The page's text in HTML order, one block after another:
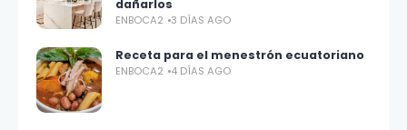
dañarlos
ENBOCA2 3 DÍAS AGO
Receta para el menestrón ecuatoriano
ENBOCA2 4 DÍAS AGO